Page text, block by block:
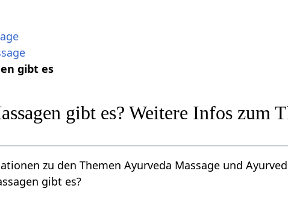
gibt es
gibt es? Weitere Infos zum
zu den Themen Ayurveda Massage und
gibt es?